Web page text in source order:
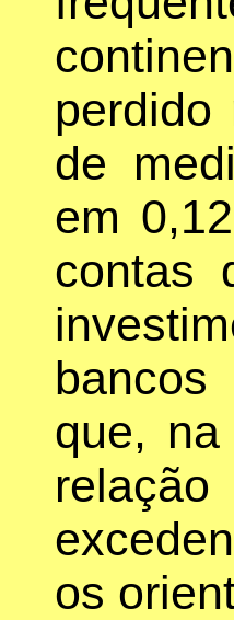
perdido
de
em
contas
que,
os